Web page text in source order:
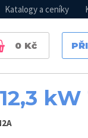
Katalogy a ceníky
0 Kč
kW